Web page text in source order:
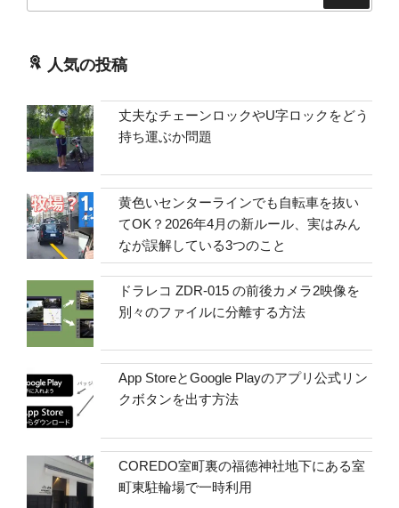
人気の投稿
丈夫なチェーンロックやU字ロックをどう
持ち運ぶか問題
黄色いセンターラインでも自転車を抜い
てOK？2026年4月の新ルール、実はみん
なが誤解している3つのこと
ドラレコ ZDR-015 の前後カメラ2映像を
別々のファイルに分離する方法
App StoreとGoogle Playのアプリ公式リン
クボタンを出す方法
COREDO室町裏の福徳神社地下にある室
町東駐輪場で一時利用